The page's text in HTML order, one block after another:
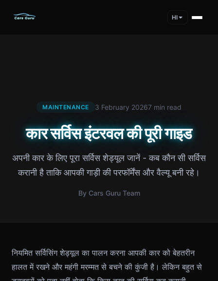
HI
MAINTENANCE 3 February 20267 min read
कार सर्विस इंटरवल की पूरी गाइड
अपनी कार के लिए पूरा सर्विस शेड्यूल जानें - कब कौन सी सर्विस
करानी है ताकि आपकी गाड़ी की परफॉर्मेंस और वैल्यू बनी रहे।
By Cars Guru Team
नियमित सर्विसिंग शेड्यूल का पालन करना आपकी कार को बेहतरीन
हालत में रखने और महंगी मरम्मत से बचने की कुंजी है। लेकिन बहुत से